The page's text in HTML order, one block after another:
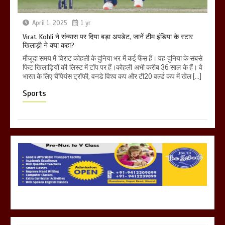
April 1, 2025 1 yr
Virat Kohli ने संन्यास पर दिया बड़ा अपडेट, जानें टीम इंडिया के स्टार
खिलाड़ी ने क्या कहा?
मौजूदा समय में विराट कोहली के दुनिया भर में कई फैंस हैं। वह दुनिया के सबसे
फिट खिलाड़ियों की लिस्ट में टॉप पर हैं।कोहली अभी करीब 36 साल के हैं। वे
भारत के लिए चैंपियंस ट्रॉफी, वनडे विश्व कप और टी20 वर्ल्ड कप में खेल […]
Sports